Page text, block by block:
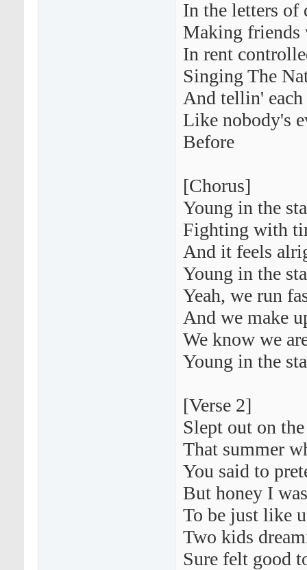
In the letters of
Making friends
In rent
Singing The
And tellin' each
Like nobody's
Before
[Chorus]
Young in thе
Fighting with
And it feels
Young in the
Yeah, we run
And we make
We know we
Young in the
[Verse 2]
Slept out on
That summer
You said to
But honey I
To be just like
Two kids
Sure felt good